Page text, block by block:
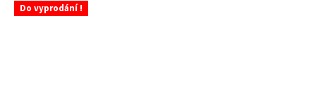
Do vyprodání !